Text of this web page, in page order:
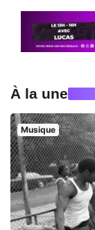
À la une
Musique